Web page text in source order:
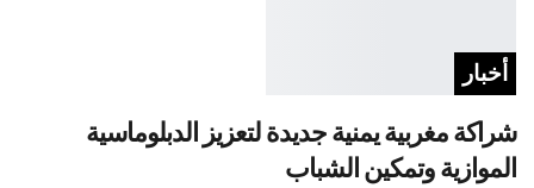
أخبار
شراكة مغربية يمنية جديدة لتعزيز الدبلوماسية
الموازية وتمكين الشباب